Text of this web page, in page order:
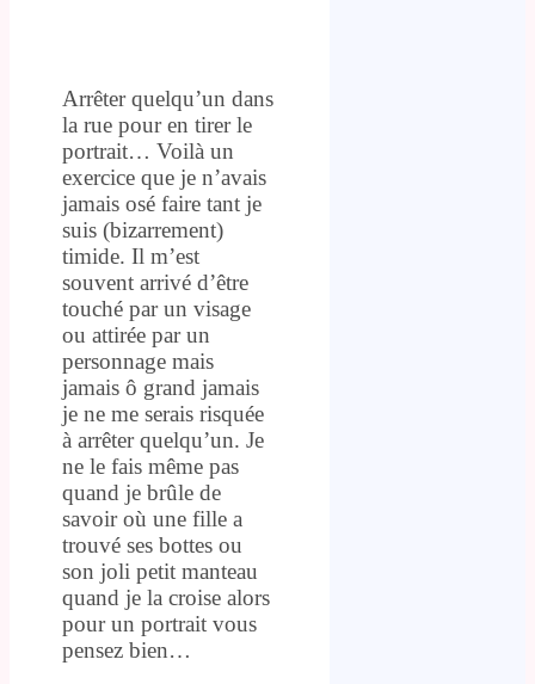
Arrêter quelqu’un dans
la rue pour en tirer le
portrait… Voilà un
exercice que je n’avais
jamais osé faire tant je
suis (bizarrement)
timide. Il m’est
souvent arrivé d’être
touché par un visage
ou attirée par un
personnage mais
jamais ô grand jamais
je ne me serais risquée
à arrêter quelqu’un. Je
ne le fais même pas
quand je brûle de
savoir où une fille a
trouvé ses bottes ou
son joli petit manteau
quand je la croise alors
pour un portrait vous
pensez bien…